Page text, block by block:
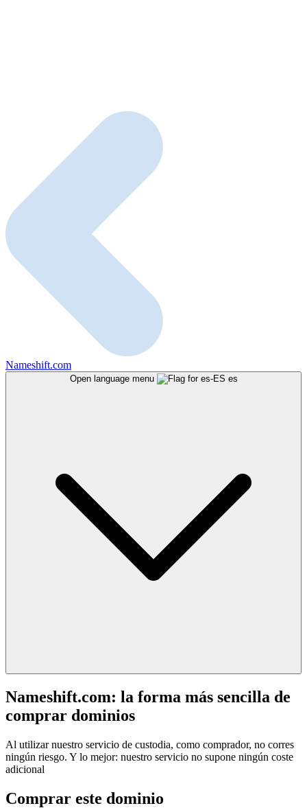
Nameshift.com
Open language menu es
Nameshift.com: la forma más sencilla de
comprar dominios
Al utilizar nuestro servicio de custodia, como comprador, no corres
ningún riesgo. Y lo mejor: nuestro servicio no supone ningún coste
adicional
Comprar este dominio